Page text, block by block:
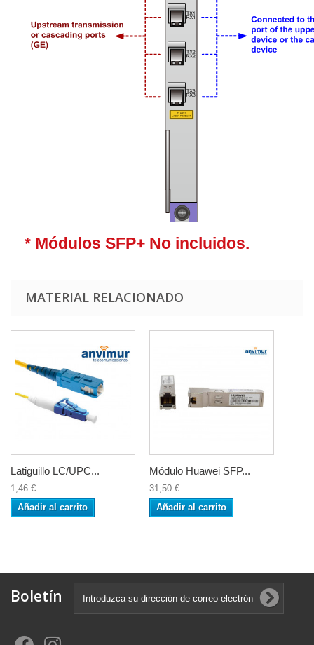
* Módulos SFP+ No incluidos.
MATERIAL RELACIONADO
Latiguillo LC/UPC...
1,46 €
Añadir al carrito
Módulo Huawei SFP...
31,50 €
Añadir al carrito
Boletín